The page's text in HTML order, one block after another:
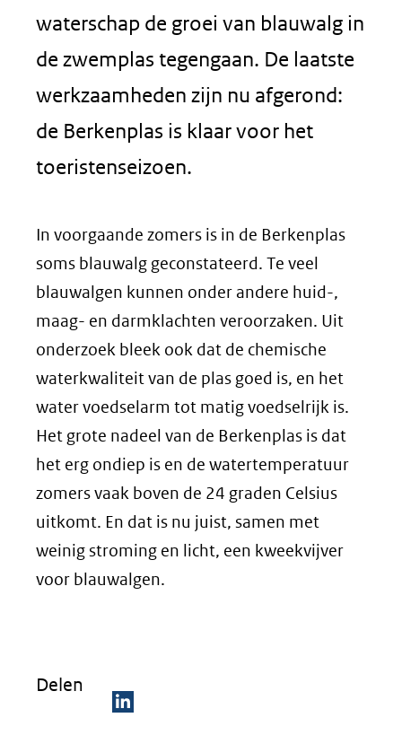
waterschap de groei van blauwalg in
de zwemplas tegengaan. De laatste
werkzaamheden zijn nu afgerond:
de Berkenplas is klaar voor het
toeristenseizoen.
In voorgaande zomers is in de Berkenplas
soms blauwalg geconstateerd. Te veel
blauwalgen kunnen onder andere huid-,
maag- en darmklachten veroorzaken. Uit
onderzoek bleek ook dat de chemische
waterkwaliteit van de plas goed is, en het
water voedselarm tot matig voedselrijk is.
Het grote nadeel van de Berkenplas is dat
het erg ondiep is en de watertemperatuur
zomers vaak boven de 24 graden Celsius
uitkomt. En dat is nu juist, samen met
weinig stroming en licht, een kweekvijver
voor blauwalgen.
Delen